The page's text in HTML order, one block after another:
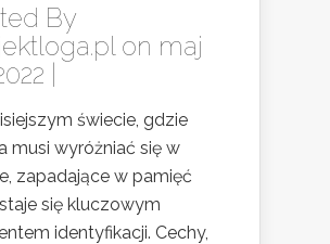
By
on maj
|
świecie, gdzie
musi wyróżniać się w
zapadające w pamięć
się kluczowym
identyfikacji. Cechy,